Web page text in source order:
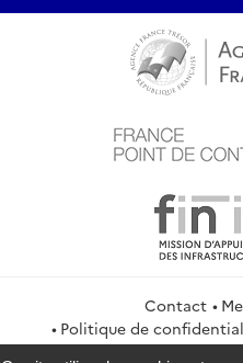
Contact
Politique de
Gestion des